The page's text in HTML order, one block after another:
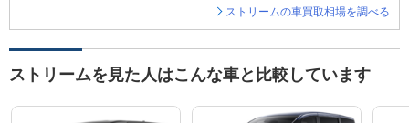
ストリームの車買取相場を調べる
ストリームを見た人はこんな車と比較しています